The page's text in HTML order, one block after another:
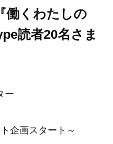
働くわたしの
読者20名さま
ー
企画スタート～